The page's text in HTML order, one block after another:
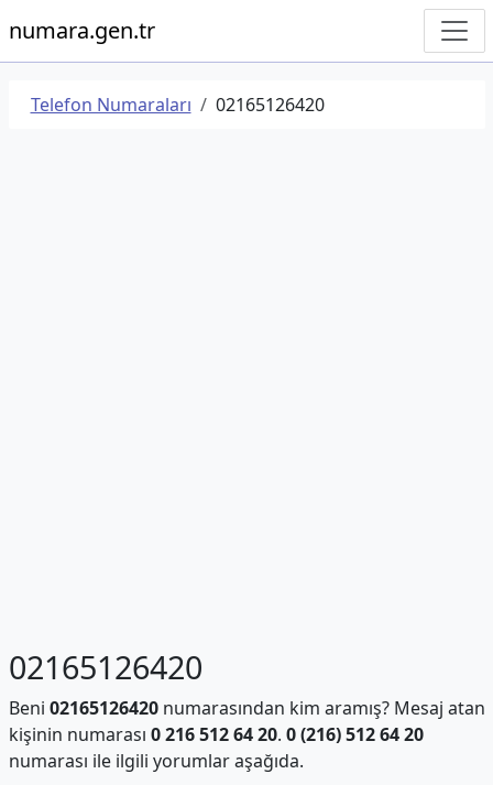
numara.gen.tr
Telefon Numaraları 02165126420
02165126420
Beni 02165126420numarasından kim aramış? Mesaj atan
kişinin numarası 0 216 512 64 20. 0 (216) 512 64 20
numarası ile ilgili yorumlar aşağıda.